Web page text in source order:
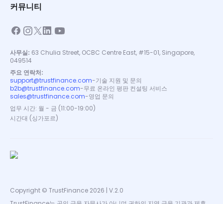
커뮤니티
사무실: 63 Chulia Street, OCBC Centre East, #15-01, Singapore,
049514
주요 연락처:
support@trustfinance.com-기술 지원 및 문의
b2b@trustfinance.com-무료 온라인 평판 컨설팅 서비스
sales@trustfinance.com-영업 문의
업무 시간: 월 - 금 (11:00-19:00)
시간대 (싱가포르)
Copyright © TrustFinance 2026 | V.2.0